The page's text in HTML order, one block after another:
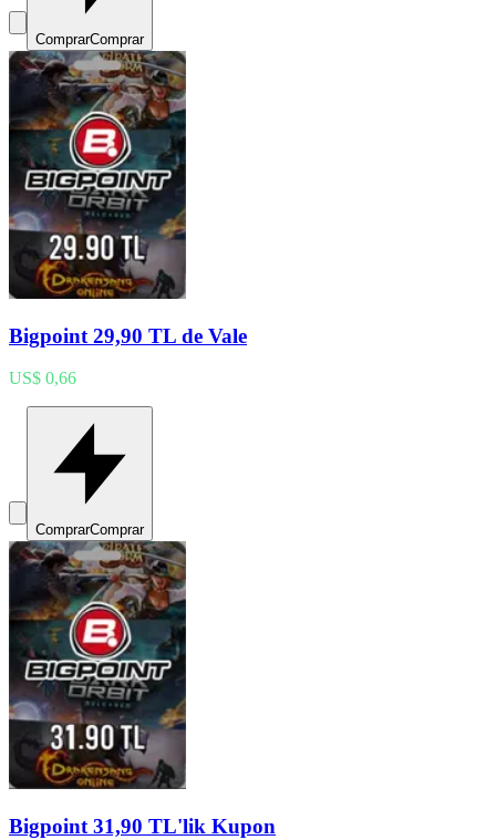
ComprarComprar
Bigpoint 29,90 TL de Vale
US$ 0,66
ComprarComprar
Bigpoint 31,90 TL'lik Kupon